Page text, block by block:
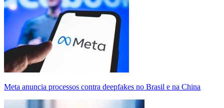
Meta anuncia processos contra deepfakes no Brasil e na China